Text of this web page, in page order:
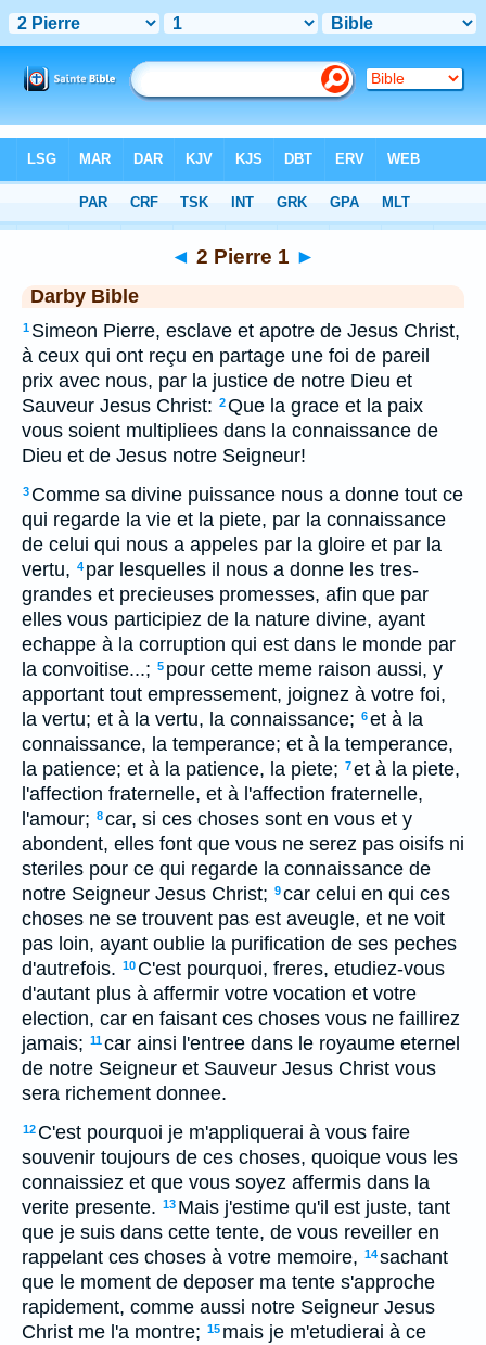
> 2 Pierre 1
◄ 2 Pierre 1 ►
Darby Bible
1 Simeon Pierre, esclave et apotre de Jesus Christ,
à ceux qui ont reçu en partage une foi de pareil
prix avec nous, par la justice de notre Dieu et
Sauveur Jesus Christ: 2Que la grace et la paix
vous soient multipliees dans la connaissance de
Dieu et de Jesus notre Seigneur!
3 Comme sa divine puissance nous a donne tout ce
qui regarde la vie et la piete, par la connaissance
de celui qui nous a appeles par la gloire et par la
vertu, 4 par lesquelles il nous a donne les tres-
grandes et precieuses promesses, afin que par
elles vous participiez de la nature divine, ayant
echappe à la corruption qui est dans le monde par
la convoitise...; 5 pour cette meme raison aussi, y
apportant tout empressement, joignez à votre foi,
la vertu; et à la vertu, la connaissance; 6et à la
connaissance, la temperance; et à la temperance,
la patience; et à la patience, la piete; 7et à la piete,
l'affection fraternelle, et à l'affection fraternelle,
l'amour; 8car, si ces choses sont en vous et y
abondent, elles font que vous ne serez pas oisifs ni
steriles pour ce qui regarde la connaissance de
notre Seigneur Jesus Christ; 9car celui en qui ces
choses ne se trouvent pas est aveugle, et ne voit
pas loin, ayant oublie la purification de ses peches
d'autrefois. 10 C'est pourquoi, freres, etudiez-vous
d'autant plus à affermir votre vocation et votre
election, car en faisant ces choses vous ne faillirez
jamais; 11car ainsi l'entree dans le royaume eternel
de notre Seigneur et Sauveur Jesus Christ vous
sera richement donnee.
12 C'est pourquoi je m'appliquerai à vous faire
souvenir toujours de ces choses, quoique vous les
connaissiez et que vous soyez affermis dans la
verite presente. 13 Mais j'estime qu'il est juste, tant
que je suis dans cette tente, de vous reveiller en
rappelant ces choses à votre memoire, 14sachant
que le moment de deposer ma tente s'approche
rapidement, comme aussi notre Seigneur Jesus
Christ me l'a montre; 15 mais je m'etudierai à ce